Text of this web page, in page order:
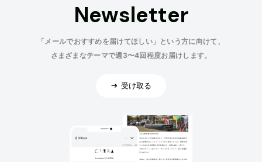
Newsletter
「メールでおすすめを届けてほしい」という方に向けて、
さまざまなテーマで週3〜4回程度お届けします。
受け取る